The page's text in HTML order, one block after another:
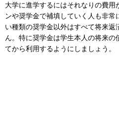
大学に進学するにはそれなりの費
ンや奨学金で補填していく人も非
い種類の奨学金以外はすべて将来
ん。特に奨学金は学生本人の将来の
てから利用するようにしましょう。